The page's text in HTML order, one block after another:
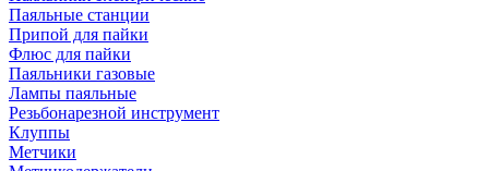
Паяльные станции
Припой для пайки
Флюс для пайки
Паяльники газовые
Лампы паяльные
Резьбонарезной инструмент
Клуппы
Метчики